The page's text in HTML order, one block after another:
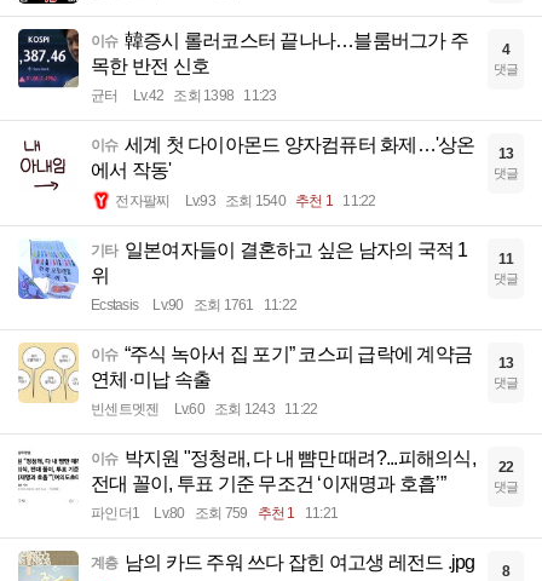
이슈 韓증시 롤러코스터 끝나나…블룸버그가 주
목한 반전 신호
균터 Lv.42 조회 1398 11:23
4
댓글
이슈 세계 첫 다이아몬드 양자컴퓨터 화제…'상온
에서 작동'
전자팔찌 Lv.93 조회 1540 추천 1 11:22
13
댓글
기타 일본여자들이 결혼하고 싶은 남자의 국적 1
위
Ecstasis Lv.90 조회 1761 11:22
11
댓글
이슈 “주식 녹아서 집 포기” 코스피 급락에 계약금
연체·미납 속출
빈센트멧젠 Lv.60 조회 1243 11:22
13
댓글
이슈 박지원 "정청래, 다 내 뺨만 때려?...피해의식,
전대 꼴이, 투표 기준 무조건 ‘이재명과 호흡’”
파인더1 Lv.80 조회 759 추천 1 11:21
22
댓글
계층 남의 카드 주워 쓰다 잡힌 여고생 레전드 .jpg 8